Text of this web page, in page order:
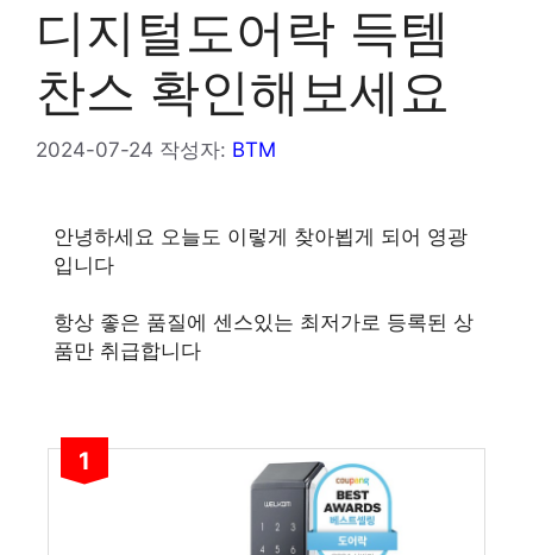
디지털도어락 득템
찬스 확인해보세요
2024-07-24 작성자: BTM
안녕하세요 오늘도 이렇게 찾아뵙게 되어 영광
입니다
항상 좋은 품질에 센스있는 최저가로 등록된 상
품만 취급합니다
1